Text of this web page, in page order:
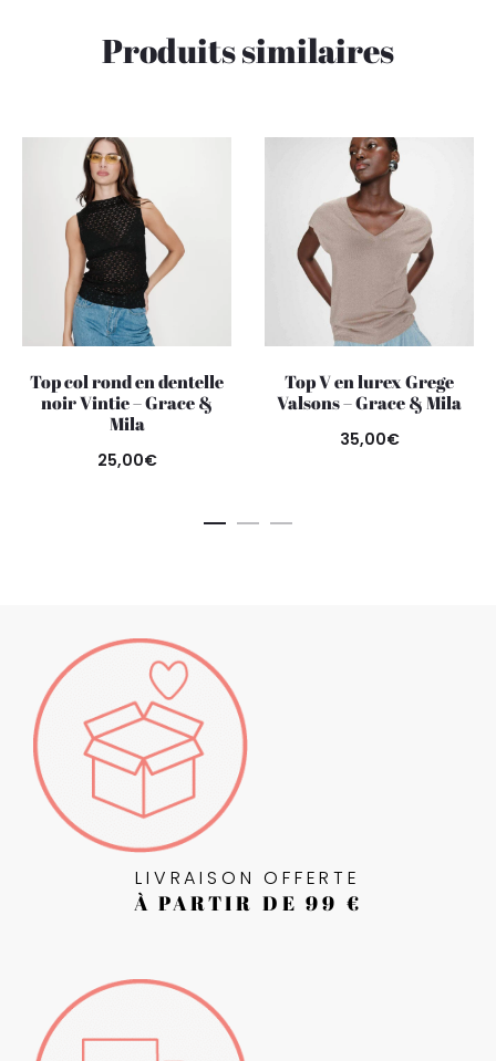
Produits similaires
Top col rond en dentelle
noir Vintie – Grace &
Mila
25,00€
Top V en lurex Grege
Valsons – Grace & Mila
35,00€
LIVRAISON OFFERTE
À PARTIR DE 99 €